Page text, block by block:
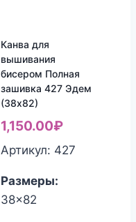
Канва для
вышивания
бисером Полная
зашивка 427 Эдем
(38х82)
1,150.00₽
Артикул: 427
Размеры:
38x82